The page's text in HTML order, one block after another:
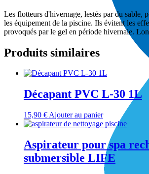
Les flotteurs d'hivernage, lestés par du sable,
les équipement de la piscine. Ils évitent les
provoqués par le gel en période hivernale.
Produits similaires
Décapant PVC L-30 1L
15,90 € Ajouter au panier
Aspirateur pour spa
submersible LIFE